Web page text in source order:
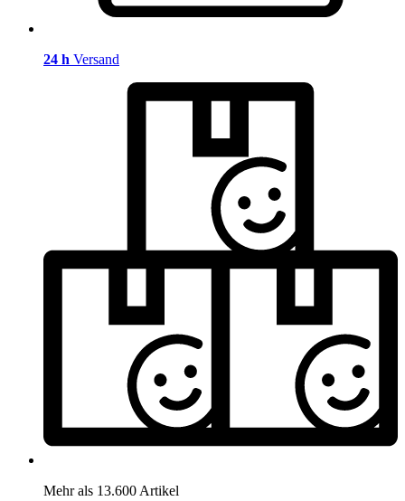
24 h Versand
Mehr als 13.600 Artikel